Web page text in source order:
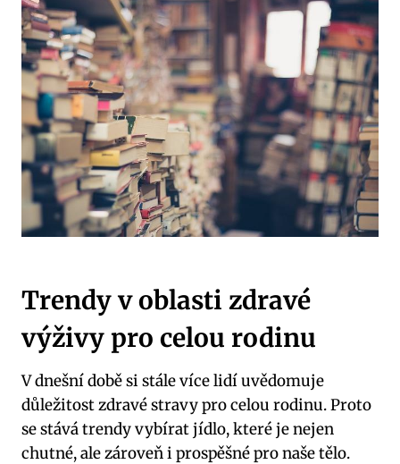
Trendy​ v oblasti⁣ zdravé
výživy pro​ celou rodinu
V dnešní době si stále více lidí uvědomuje
důležitost zdravé stravy pro celou rodinu. Proto
‍se ⁣stává trendy vybírat jídlo, které ‍je nejen
chutné, ale zároveň i prospěšné pro naše tělo.